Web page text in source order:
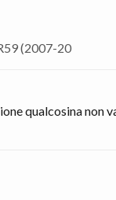
(2007-20
qualcosina non